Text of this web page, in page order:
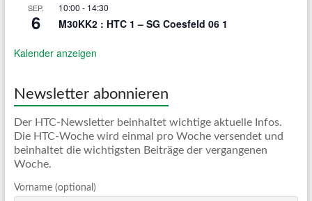
SEP.
6
10:00 - 14:30
M30KK2 : HTC 1 – SG Coesfeld 06 1
Kalender anzeigen
Newsletter abonnieren
Der HTC-Newsletter beinhaltet wichtige aktuelle Infos.
Die HTC-Woche wird einmal pro Woche versendet und
beinhaltet die wichtigsten Beiträge der vergangenen
Woche.
Vorname (optional)